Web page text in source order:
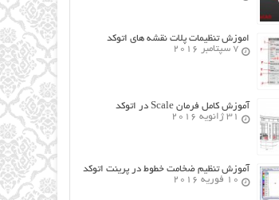
اموزش تنظیمات پلات نقشه های اتوکد
7 سپتامبر 2016
آموزش کامل فرمان Scale در اتوکد
31 ژانویه 2016
آموزش تنظیم ضخامت خطوط در پرینت اتوکد
10 فوریه 2016